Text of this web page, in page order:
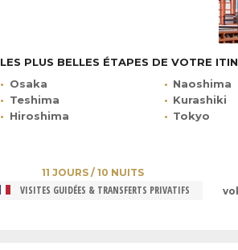
LES PLUS BELLES ÉTAPES DE VOTRE
Osaka
Naoshima
Teshima
Kurashiki
Hiroshima
Tokyo
11 JOURS / 10 NUITS
VISITES GUIDÉES & TRANSFERTS PRIVATIFS